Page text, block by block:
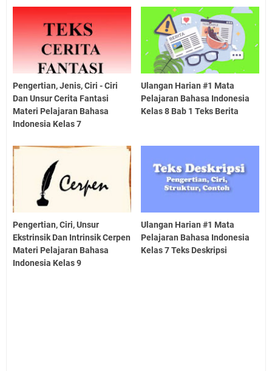
Pengertian, Jenis, Ciri - Ciri
Dan Unsur Cerita Fantasi
Materi Pelajaran Bahasa
Indonesia Kelas 7
Ulangan Harian #1 Mata
Pelajaran Bahasa Indonesia
Kelas 8 Bab 1 Teks Berita
Pengertian, Ciri, Unsur
Ekstrinsik Dan Intrinsik Cerpen
Materi Pelajaran Bahasa
Indonesia Kelas 9
Ulangan Harian #1 Mata
Pelajaran Bahasa Indonesia
Kelas 7 Teks Deskripsi